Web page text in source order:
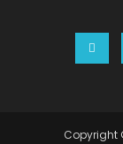
Copyright